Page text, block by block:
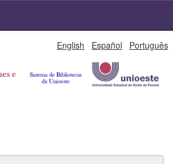
English Español Português